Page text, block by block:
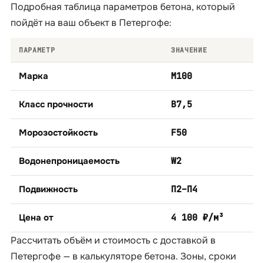
Подробная таблица параметров бетона, который
пойдёт на ваш объект в Петергофе:
ПАРАМЕТР ЗНАЧЕНИЕ
Марка М100
Класс прочности B7,5
Морозостойкость F50
Водонепроницаемость W2
Подвижность П2–П4
Цена от 4 100 ₽/м³
Рассчитать объём и стоимость с доставкой в
Петергофе — в калькуляторе бетона. Зоны, сроки